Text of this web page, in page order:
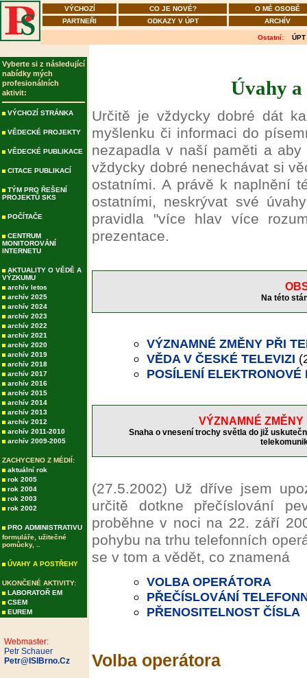
VÝCHOZÍ CO JE NOVÉ?
O MÉ OSOBĚ
PARTNEŘI
ODKAZY V ÚPT ARCHÍV
Ostatní: ÚPT
Vyberte si z následující
nabídky mých
profesionálních
aktivit:
VÝCHOZÍ STRÁNKA
VĚDECKÉ PROJEKTY
VĚDECKÉ PUBLIKACE
CITACE PUBLIKACÍ
TÝM PRO ŘEŠENÍ
PROJEKTŮ SKS
POČÍTAČE
CENTRUM
MONITOROVÁNÍ
INTERNETU
AKTUALITY O VĚDĚ A
VÝZKUMU
archív letos
archív 2025
archív 2024
archív 2023
archív 2022
archív 2021
archív 2020
archív 2019
archív 2018
archív 2017
archív 2016
archív 2015
archív 2014
archív 2013
archív 2012
archív 2011-2010
archív 2009-2005
ZACHYCENO Z MÉDIÍ:
aktuální rok
rok 2005
rok 2004
rok 2003
rok 2002
PRO ADMINISTRATIVU
formuláře, užitečné
pomůcky, ..
ÚVAHY A POSTŘEHY
UKONČENÉ AKTIVITY:
LABORATOŘ EM
CSEM
EUREM
Webmaster:
Petr Schauer
Petr@ISIBrno.Cz
Úvahy
Určitě je vždycky dobré dát
myšlenku či informaci do
nezapadla v naší paměti a
vždycky dobré nenechávat si
ostatními. A právě k naplnění
ostatními, neskrývat své
pravidla "více hlav více
prezentace.
Na této
VÝZNAMNÉ ZMĚNY PŘI
VĚDA V ČESKÉ TELEVIZI
POSÍLENÍ
VÝZNAMNÉ
Snaha o vnesení trochy světla do již
(27.5.2002) Už dříve jsem
určitě dotkne přečíslování
proběhne v noci na 22. září
pohybu na trhu telefonních
se v tom a vědět, co znamená
VOLBA OPERÁTORA
PŘEČÍSLOVÁNÍ
PŘENOSITELNOST ČÍSLA
Volba operátora